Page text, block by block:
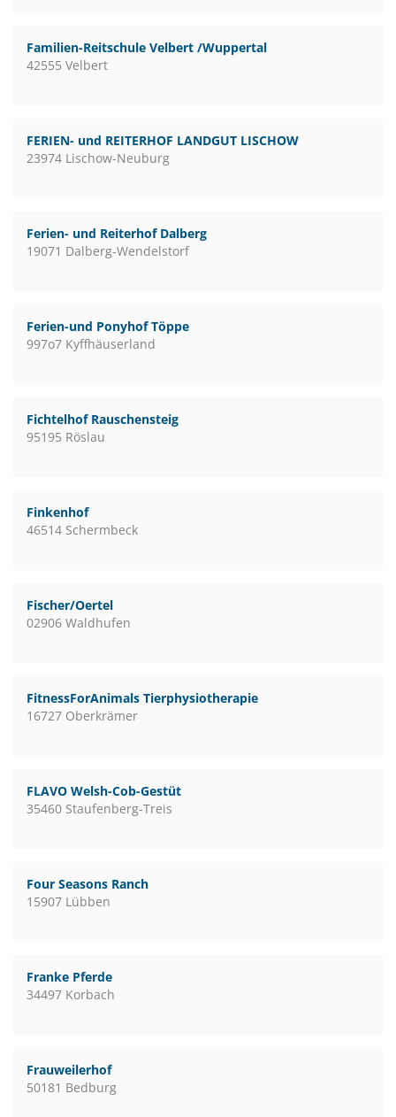
Familien-Reitschule Velbert /Wuppertal
42555 Velbert
FERIEN- und REITERHOF LANDGUT LISCHOW
23974 Lischow-Neuburg
Ferien- und Reiterhof Dalberg
19071 Dalberg-Wendelstorf
Ferien-und Ponyhof Töppe
997o7 Kyffhäuserland
Fichtelhof Rauschensteig
95195 Röslau
Finkenhof
46514 Schermbeck
Fischer/Oertel
02906 Waldhufen
FitnessForAnimals Tierphysiotherapie
16727 Oberkrämer
FLAVO Welsh-Cob-Gestüt
35460 Staufenberg-Treis
Four Seasons Ranch
15907 Lübben
Franke Pferde
34497 Korbach
Frauweilerhof
50181 Bedburg